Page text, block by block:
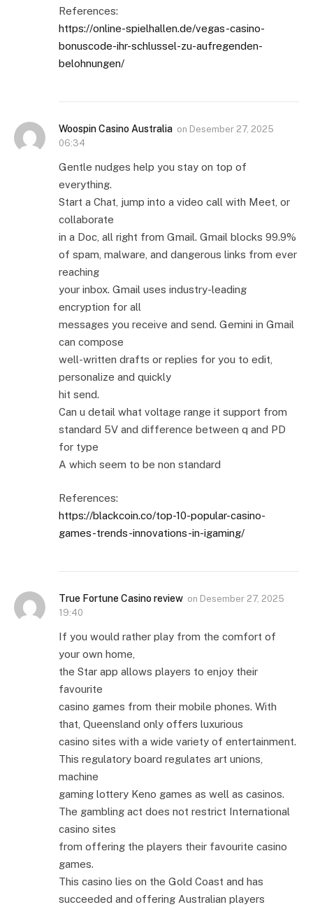
References:
https://online-spielhallen.de/vegas-casino-
bonuscode-ihr-schlussel-zu-aufregenden-
belohnungen/
Woospin Casino Australia on Desember 27, 2025
06:34
Gentle nudges help you stay on top of
everything.
Start a Chat, jump into a video call with Meet, or
collaborate
in a Doc, all right from Gmail. Gmail blocks 99.9%
of spam, malware, and dangerous links from ever
reaching
your inbox. Gmail uses industry-leading
encryption for all
messages you receive and send. Gemini in Gmail
can compose
well-written drafts or replies for you to edit,
personalize and quickly
hit send.
Can u detail what voltage range it support from
standard 5V and difference between q and PD
for type
A which seem to be non standard
References:
https://blackcoin.co/top-10-popular-casino-
games-trends-innovations-in-igaming/
True Fortune Casino review on Desember 27, 2025
19:40
If you would rather play from the comfort of
your own home,
the Star app allows players to enjoy their
favourite
casino games from their mobile phones. With
that, Queensland only offers luxurious
casino sites with a wide variety of entertainment.
This regulatory board regulates art unions,
machine
gaming lottery Keno games as well as casinos.
The gambling act does not restrict International
casino sites
from offering the players their favourite casino
games.
This casino lies on the Gold Coast and has
succeeded and offering Australian players